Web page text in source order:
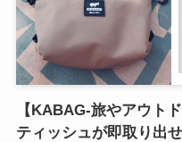
【KABAG-旅やアウト
ティッシュが即取り出